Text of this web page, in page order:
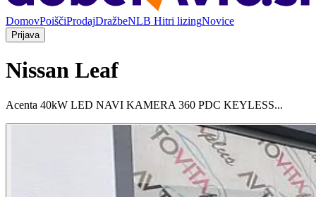
DomovPoiščiProdajDražbeNLB Hitri lizingNovice
Prijava
Nissan Leaf
Acenta 40kW LED NAVI KAMERA 360 PDC KEYLESS...